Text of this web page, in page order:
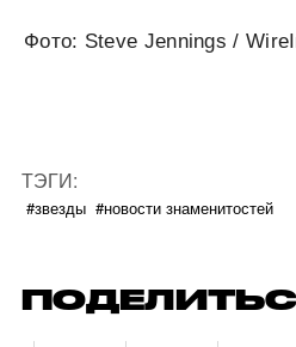
Фото: Steve Jennings /
ТЭГИ:
#звезды #новости знаменитостей